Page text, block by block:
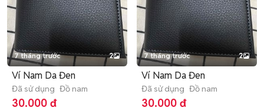
7 tháng trước 2
Ví Nam Da Đen
Đã sử dụng Đồ nam
30.000 đ
7 tháng trước 2
Ví Nam Da Đen
Đã sử dụng Đồ nam
30.000 đ